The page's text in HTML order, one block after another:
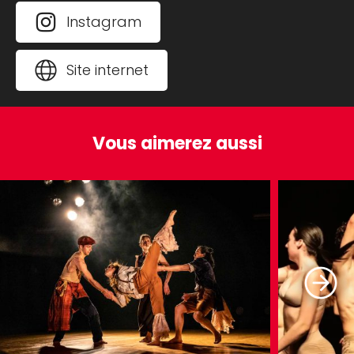
DramaturgeMélanie Viau
Interprètes Simon Ampleman, Emile
Compositeur musique originale et
environnement sonor
e Gabriel Vinuela
Pelletier (viñu-vinu)
Conceptrice lumièreJoëlle LeBlanc
Concepteur costumesJonathan Beaudoin
Instagram
Site internet
Vous aimerez aussi